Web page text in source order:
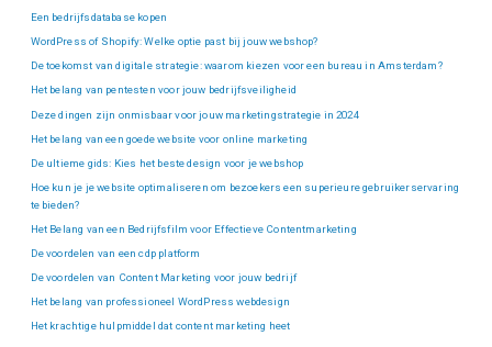
Een bedrijfsdatabase kopen
WordPress of Shopify: Welke optie past bij jouw webshop?
De toekomst van digitale strategie: waarom kiezen voor een bureau in Amsterdam?
Het belang van pentesten voor jouw bedrijfsveiligheid
Deze dingen zijn onmisbaar voor jouw marketingstrategie in 2024
Het belang van een goede website voor online marketing
De ultieme gids: Kies het beste design voor je webshop
Hoe kun je je website optimaliseren om bezoekers een superieure gebruikerservaring
te bieden?
Het Belang van een Bedrijfsfilm voor Effectieve Contentmarketing
De voordelen van een cdp platform
De voordelen van Content Marketing voor jouw bedrijf
Het belang van professioneel WordPress webdesign
Het krachtige hulpmiddel dat content marketing heet